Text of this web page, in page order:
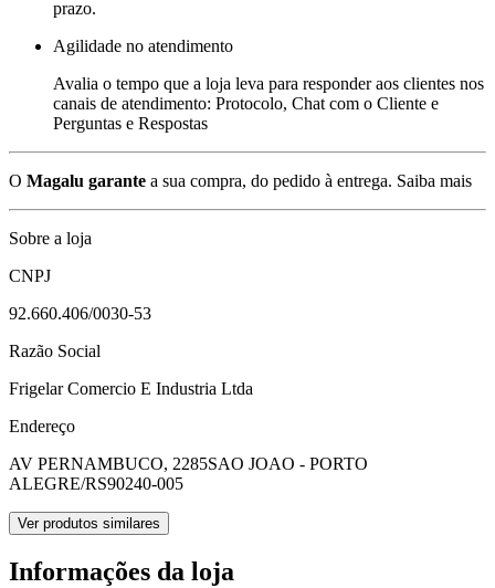
prazo.
Agilidade no atendimento
Avalia o tempo que a loja leva para responder aos clientes nos
canais de atendimento: Protocolo, Chat com o Cliente e
Perguntas e Respostas
O Magalu garante a sua compra, do pedido à entrega. Saiba mais
Sobre a loja
CNPJ
92.660.406/0030-53
Razão Social
Frigelar Comercio E Industria Ltda
Endereço
AV PERNAMBUCO, 2285SAO JOAO - PORTO
ALEGRE/RS90240-005
Ver produtos similares
Informações da loja